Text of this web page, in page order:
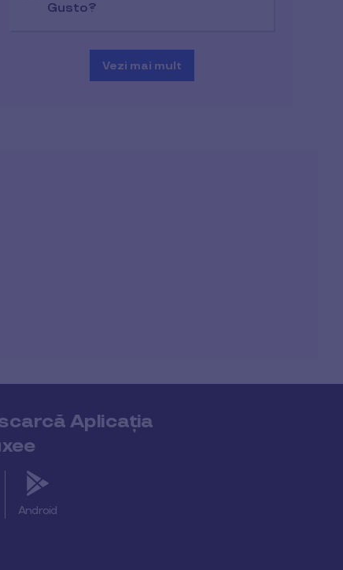
Gusto?
Vezi mai mult
Aplicația
Android